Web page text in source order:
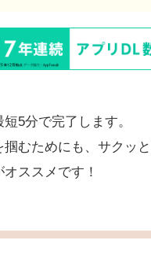
5分で完了します。
むためにも、サクッ
ススメです！